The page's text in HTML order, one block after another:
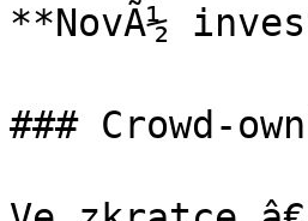
**NovÃ½
### Crowd-